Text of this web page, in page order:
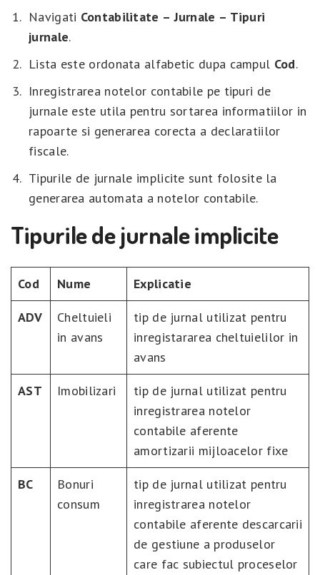
Navigati Contabilitate – Jurnale – Tipuri
jurnale.
Lista este ordonata alfabetic dupa campul Cod.
Inregistrarea notelor contabile pe tipuri de
jurnale este utila pentru sortarea informatiilor in
rapoarte si generarea corecta a declaratiilor
fiscale.
Tipurile de jurnale implicite sunt folosite la
generarea automata a notelor contabile.
Tipurile de jurnale implicite
Cod Nume Explicatie
ADV
Cheltuieli
in avans
tip de jurnal utilizat pentru
inregistararea cheltuielilor in
avans
AST Imobilizari
tip de jurnal utilizat pentru
inregistrarea notelor
contabile aferente
amortizarii mijloacelor fixe
BC
Bonuri
consum
tip de jurnal utilizat pentru
inregistrarea notelor
contabile aferente descarcarii
de gestiune a produselor
care fac subiectul proceselor